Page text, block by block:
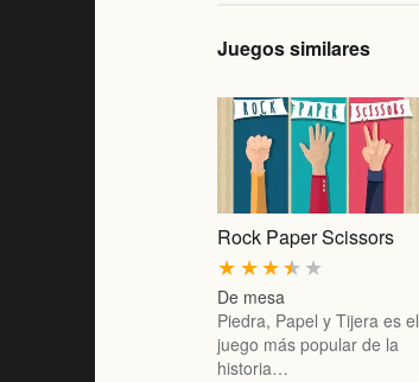
Juegos similares
Rock Paper Scissors
★
★
★
★
★
De mesa
Piedra, Papel y Tijera es el
juego más popular de la
historia…